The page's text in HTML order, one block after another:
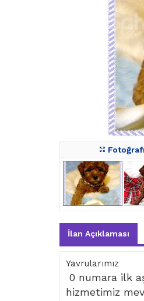
İlan Açıklaması
Yavrularımız
0 numara ilk
hizmetimiz